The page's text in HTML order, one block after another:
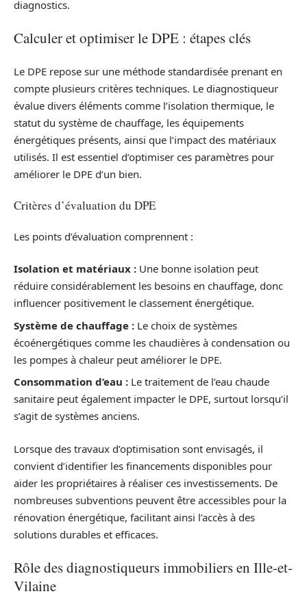
diagnostics.
Calculer et optimiser le DPE : étapes clés
Le DPE repose sur une méthode standardisée prenant en
compte plusieurs critères techniques. Le diagnostiqueur
évalue divers éléments comme l’isolation thermique, le
statut du système de chauffage, les équipements
énergétiques présents, ainsi que l’impact des matériaux
utilisés. Il est essentiel d’optimiser ces paramètres pour
améliorer le DPE d’un bien.
Critères d’évaluation du DPE
Les points d’évaluation comprennent :
Isolation et matériaux : Une bonne isolation peut
réduire considérablement les besoins en chauffage, donc
influencer positivement le classement énergétique.
Système de chauffage : Le choix de systèmes
écoénergétiques comme les chaudières à condensation ou
les pompes à chaleur peut améliorer le DPE.
Consommation d’eau : Le traitement de l’eau chaude
sanitaire peut également impacter le DPE, surtout lorsqu’il
s’agit de systèmes anciens.
Lorsque des travaux d’optimisation sont envisagés, il
convient d’identifier les financements disponibles pour
aider les propriétaires à réaliser ces investissements. De
nombreuses subventions peuvent être accessibles pour la
rénovation énergétique, facilitant ainsi l’accès à des
solutions durables et efficaces.
Rôle des diagnostiqueurs immobiliers en Ille-et-
Vilaine